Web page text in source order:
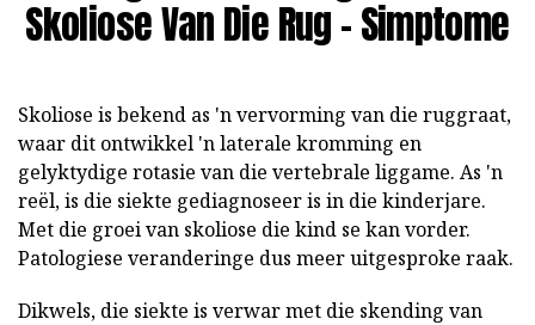
Skoliose Van Die Rug - Simptome
Skoliose is bekend as 'n vervorming van die ruggraat,
waar dit ontwikkel 'n laterale kromming en
gelyktydige rotasie van die vertebrale liggame. As 'n
reël, is die siekte gediagnoseer is in die kinderjare.
Met die groei van skoliose die kind se kan vorder.
Patologiese veranderinge dus meer uitgesproke raak.
Dikwels, die siekte is verwar met die skending van